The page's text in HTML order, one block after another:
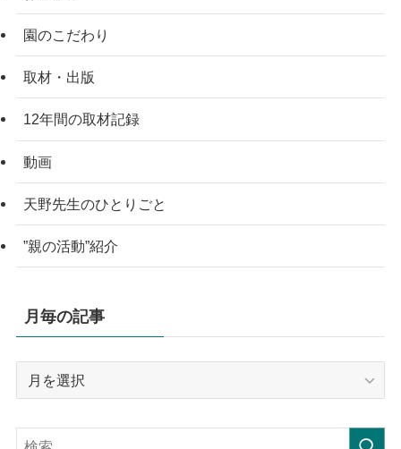
園のこだわり
取材・出版
12年間の取材記録
動画
天野先生のひとりごと
”親の活動”紹介
月毎の記事
記